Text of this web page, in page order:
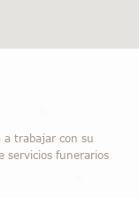
a trabajar con su
servicios funerarios